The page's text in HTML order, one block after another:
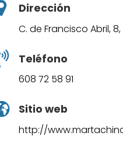
Dirección
C. de Francisco Abril,
Teléfono
608 72 58 91
Sitio web
http://